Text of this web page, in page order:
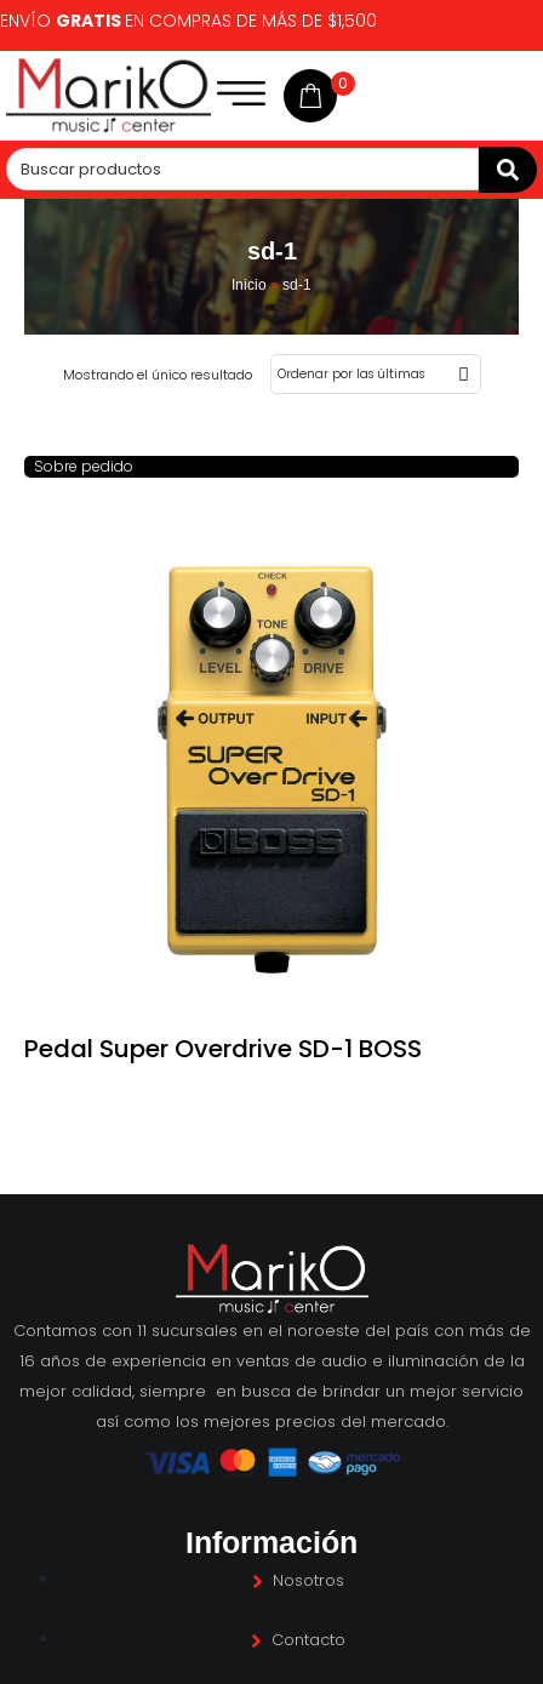
ENVÍO GRATIS EN COMPRAS DE MÁS DE $1,500
0
sd-1
Inicio»sd-1
Mostrando el único resultado
Sobre pedido
Pedal Super Overdrive SD-1 BOSS
Contamos con 11 sucursales en el noroeste del país con más de
16 años de experiencia en ventas de audio e iluminación de la
mejor calidad, siempre en busca de brindar un mejor servicio
así como los mejores precios del mercado.
Información
Nosotros
Contacto